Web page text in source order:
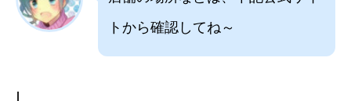
トから確認してね～